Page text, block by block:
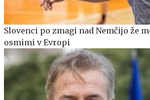
Slovenci po zmagi nad Nemčijo že
osmimi v Evropi